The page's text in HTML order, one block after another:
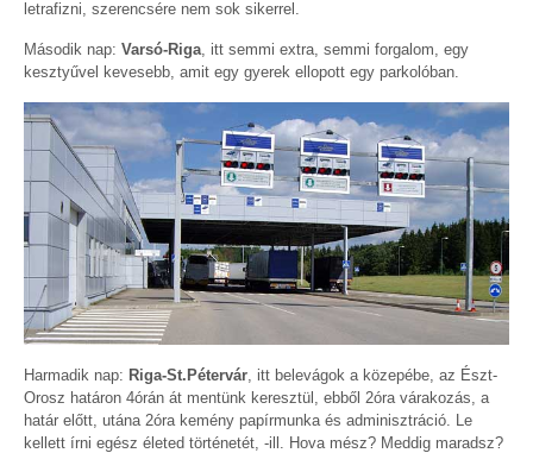
letrafizni, szerencsére nem sok sikerrel.
Második nap: Varsó-Riga, itt semmi extra, semmi forgalom, egy
kesztyűvel kevesebb, amit egy gyerek ellopott egy parkolóban.
Harmadik nap: Riga-St.Pétervár , itt belevágok a közepébe, az Észt-
Orosz határon 4órán át mentünk keresztül, ebből 2óra várakozás, a
határ előtt, utána 2óra kemény papírmunka és adminisztráció. Le
kellett írni egész életed történetét, -ill. Hova mész? Meddig maradsz?